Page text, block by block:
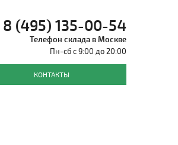
8 (495) 135-00-54
Телефон склада в Москве
Пн-сб с 9:00 до 20:00
КОНТАКТЫ